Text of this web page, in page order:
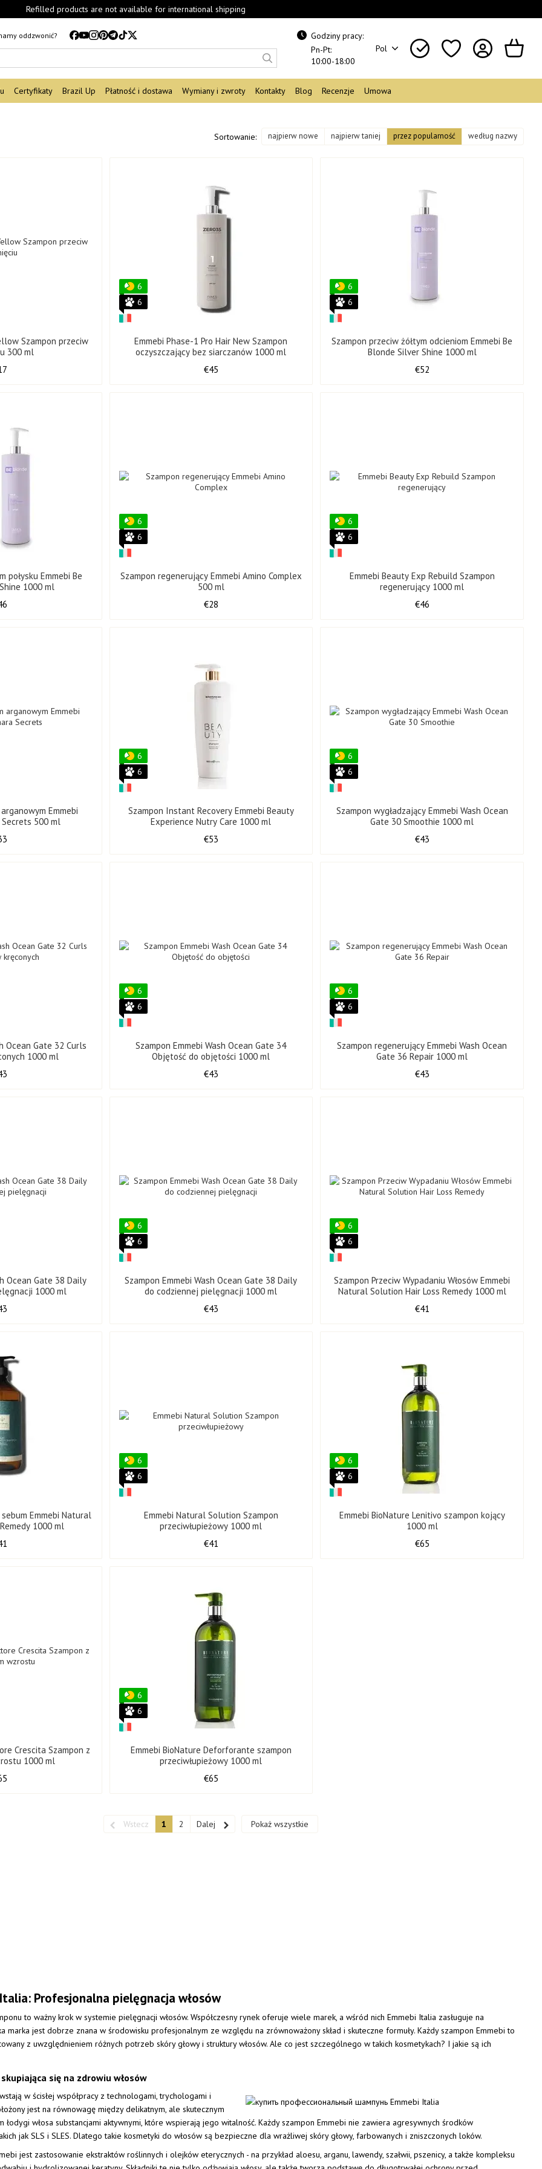
Refilled products are not available for international shipping
oddzwonić?
Godziny pracy:
Pn-Pt:
10:00-18:00
Pol
Certyfikaty Brazil Up Płatność i dostawa Wymiany i zwroty Kontakty Blog Recenzje Umowa
Sortowanie: najpierw nowe najpierw taniej przez popularność według nazwy
Profesjonalna pielęgnacja włosów
to ważny krok w systemie pielęgnacji włosów. Współczesny rynek oferuje wiele marek, a wśród nich Emmebi Italia zasługuje na
marka jest dobrze znana w środowisku profesjonalnym ze względu na zrównoważony skład i skuteczne formuły. Każdy szampon Emmebi to
z uwzględnieniem różnych potrzeb skóry głowy i struktury włosów. Ale co jest szczególnego w takich kosmetykach? I jakie są ich
się na zdrowiu włosów
w ścisłej współpracy z technologami, trychologami i
jest na równowagę między delikatnym, ale skutecznym
łodygi włosa substancjami aktywnymi, które wspierają jego witalność. Każdy szampon Emmebi nie zawiera agresywnych środków
jak SLS i SLES. Dlatego takie kosmetyki do włosów są bezpieczne dla wrażliwej skóry głowy, farbowanych i zniszczonych loków.
jest zastosowanie ekstraktów roślinnych i olejków eterycznych - na przykład aloesu, arganu, lawendy, szałwii, pszenicy, a także kompleksu
Szampon przeciw
300 ml
6
6
Emmebi Phase-1 Pro Hair New Szampon
oczyszczający bez siarczanów 1000 ml
€45
6
6
Szampon przeciw żółtym odcieniom Emmebi Be
Blonde Silver Shine 1000 ml
€52
połysku Emmebi Be
1000 ml
6
6
Szampon regenerujący Emmebi Amino Complex
500 ml
€28
6
6
Emmebi Beauty Exp Rebuild Szampon
regenerujący 1000 ml
€46
Emmebi
500 ml
6
6
Szampon Instant Recovery Emmebi Beauty
Experience Nutry Care 1000 ml
€53
6
6
Szampon wygładzający Emmebi Wash Ocean
Gate 30 Smoothie 1000 ml
€43
Ocean Gate 32 Curls
1000 ml
6
6
Szampon Emmebi Wash Ocean Gate 34
Objętość do objętości 1000 ml
€43
6
6
Szampon regenerujący Emmebi Wash Ocean
Gate 36 Repair 1000 ml
€43
Ocean Gate 38 Daily
1000 ml
6
6
Szampon Emmebi Wash Ocean Gate 38 Daily
do codziennej pielęgnacji 1000 ml
€43
6
6
Szampon Przeciw Wypadaniu Włosów Emmebi
Natural Solution Hair Loss Remedy 1000 ml
€41
Emmebi Natural
1000 ml
6
6
Emmebi Natural Solution Szampon
przeciwłupieżowy 1000 ml
€41
6
6
Emmebi BioNature Lenitivo szampon kojący
1000 ml
€65
Crescita Szampon z
1000 ml
6
6
Emmebi BioNature Deforforante szampon
przeciwłupieżowy 1000 ml
€65
Wstecz 1 2 Dalej Pokaż wszystkie